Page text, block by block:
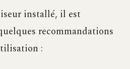
installé, il est
recommandations
: